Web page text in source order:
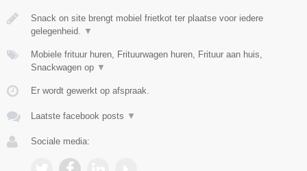
Snack on site brengt mobiel frietkot ter plaatse voor iedere
gelegenheid. ▼
Mobiele frituur huren, Frituurwagen huren, Frituur aan huis,
Snackwagen op ▼
Er wordt gewerkt op afspraak.
Laatste facebook posts ▼
Sociale media: